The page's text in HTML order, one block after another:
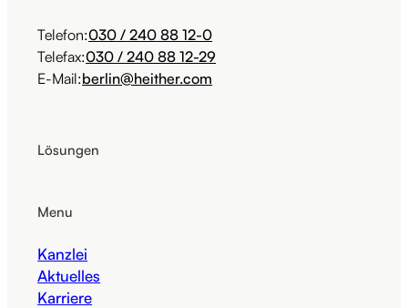
Telefon:030 / 240 88 12-0
Telefax:030 / 240 88 12-29
E-Mail:berlin@heither.com
Lösungen
Menu
Kanzlei
Aktuelles
Karriere